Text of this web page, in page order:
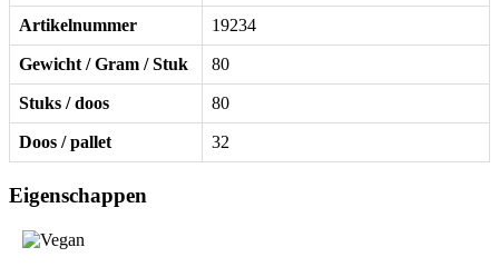
Artikelnummer 19234
Gewicht / Gram / Stuk 80
Stuks / doos 80
Doos / pallet 32
Eigenschappen